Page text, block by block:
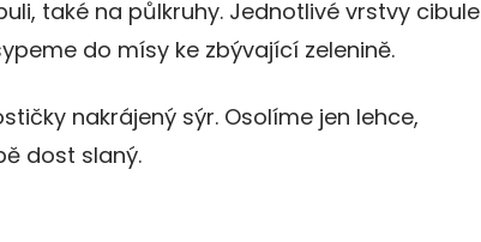
také na půlkruhy. Jednotlivé vrstvy cibule
do mísy ke zbývající zelenině.
nakrájený sýr. Osolíme jen lehce,
dost slaný.